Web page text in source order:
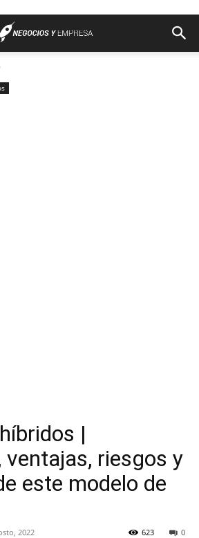
|
ventajas, riesgos y
este modelo de
2022 0
623